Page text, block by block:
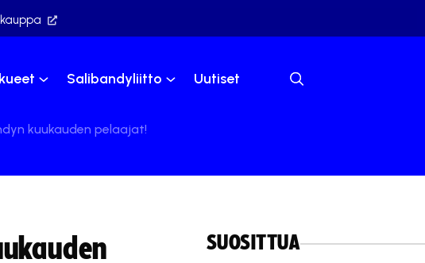
Salibandyliitto Uutiset
kuukauden pelaajat!
SUOSITTUA